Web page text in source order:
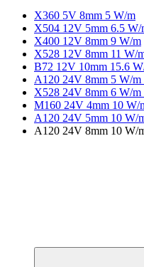
X360 5V 8mm 5 W/m
X504 12V 5mm 6.5 W/
X400 12V 8mm 9 W/m
X528 12V 8mm 11 W/
B72 12V 10mm 15.6
A120 24V 8mm 5 W/m
X528 24V 8mm 6 W/m
M160 24V 4mm 10 W/
A120 24V 5mm 10 W/
A120 24V 8mm 10 W/